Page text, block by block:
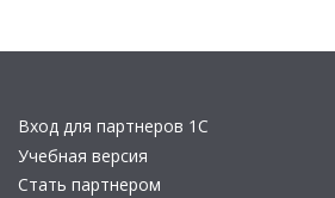
Вход для партнеров 1С
Учебная версия
Стать партнером